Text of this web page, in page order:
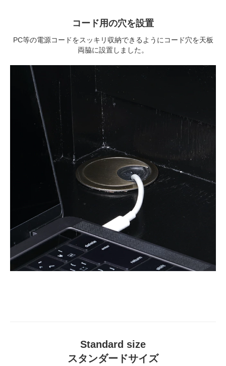
コード用の穴を設置
PC等の電源コードをスッキリ収納できるようにコード穴を天板
両脇に設置しました。
Standard size
スタンダードサイズ